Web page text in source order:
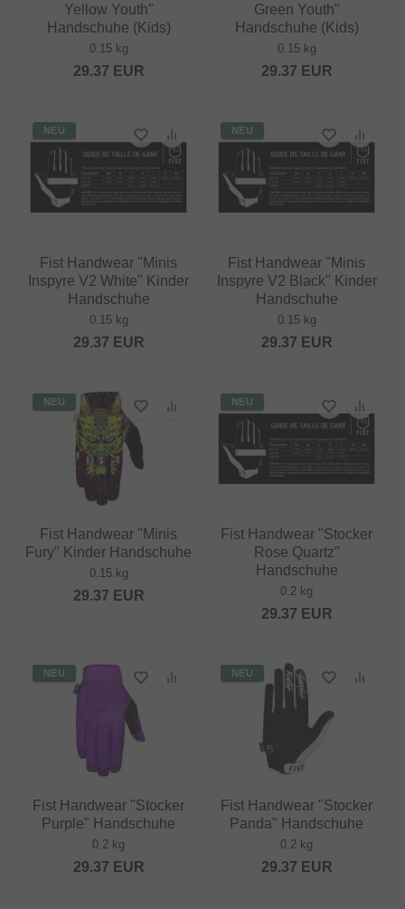
Yellow Youth"
Handschuhe (Kids)
0.15 kg
29.37 EUR
Green Youth"
Handschuhe (Kids)
0.15 kg
29.37 EUR
NEU
Fist Handwear "Minis
Inspyre V2 White" Kinder
Handschuhe
0.15 kg
29.37 EUR
NEU
Fist Handwear "Minis
Inspyre V2 Black" Kinder
Handschuhe
0.15 kg
29.37 EUR
NEU
Fist Handwear "Minis
Fury" Kinder Handschuhe
0.15 kg
29.37 EUR
NEU
Fist Handwear "Stocker
Rose Quartz"
Handschuhe
0.2 kg
29.37 EUR
NEU
Fist Handwear "Stocker
Purple" Handschuhe
0.2 kg
29.37 EUR
NEU
Fist Handwear "Stocker
Panda" Handschuhe
0.2 kg
29.37 EUR